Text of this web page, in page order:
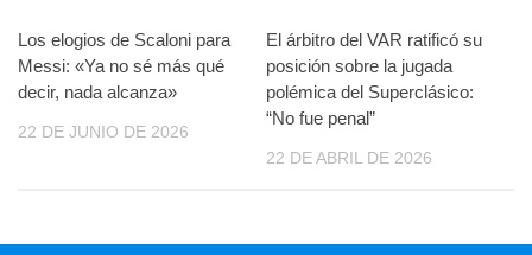
Los elogios de Scaloni para
Messi: «Ya no sé más qué
decir, nada alcanza»
22 DE JUNIO DE 2026
El árbitro del VAR ratificó su
posición sobre la jugada
polémica del Superclásico:
“No fue penal”
22 DE ABRIL DE 2026